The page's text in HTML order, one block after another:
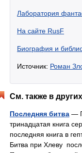
Лаборатория
На сайте RusF
Биография и
Источник: Роман
См. также в
Последняя битва —
тринадцатая книга
последняя книга в
Битва при Хлеву